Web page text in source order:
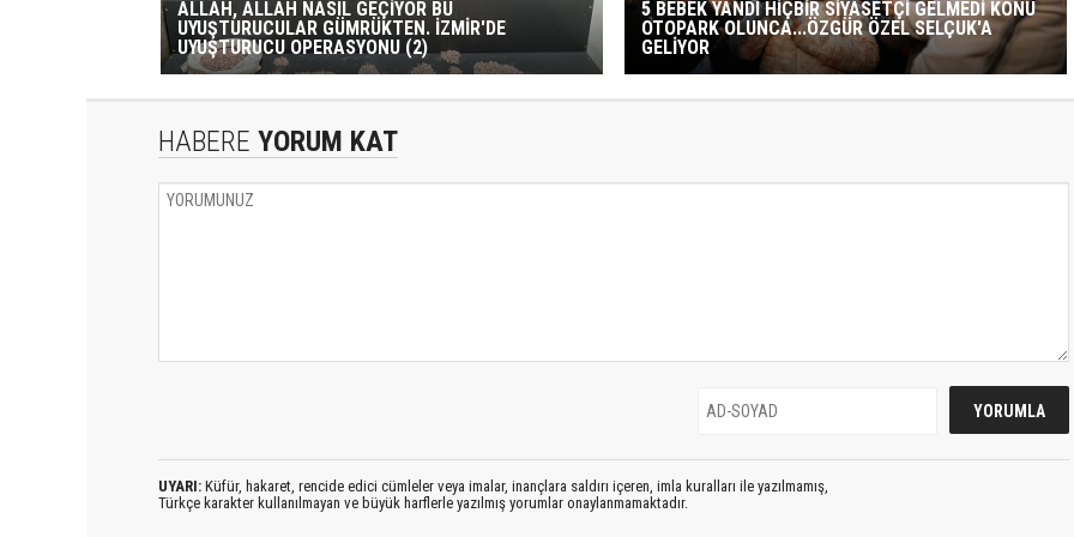
ALLAH, ALLAH NASIL GEÇİYOR BU
UYUŞTURUCULAR GÜMRÜKTEN. İZMİR'DE
UYUŞTURUCU OPERASYONU (2)
5 BEBEK YANDI HİÇBİR SİYASETÇİ GELMEDİ KONU
OTOPARK OLUNCA...ÖZGÜR ÖZEL SELÇUK'A
GELİYOR
HABERE YORUM KAT
UYARI: Küfür, hakaret, rencide edici cümleler veya imalar, inançlara saldırı içeren, imla kuralları ile yazılmamış,
Türkçe karakter kullanılmayan ve büyük harflerle yazılmış yorumlar onaylanmamaktadır.